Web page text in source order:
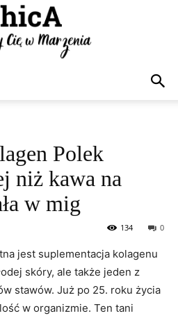
Polek
niż kawa na
w mig
0
134
jest suplementacja kolagenu
skóry, ale także jeden z
stawów. Już po 25. roku życia
w organizmie. Ten tani